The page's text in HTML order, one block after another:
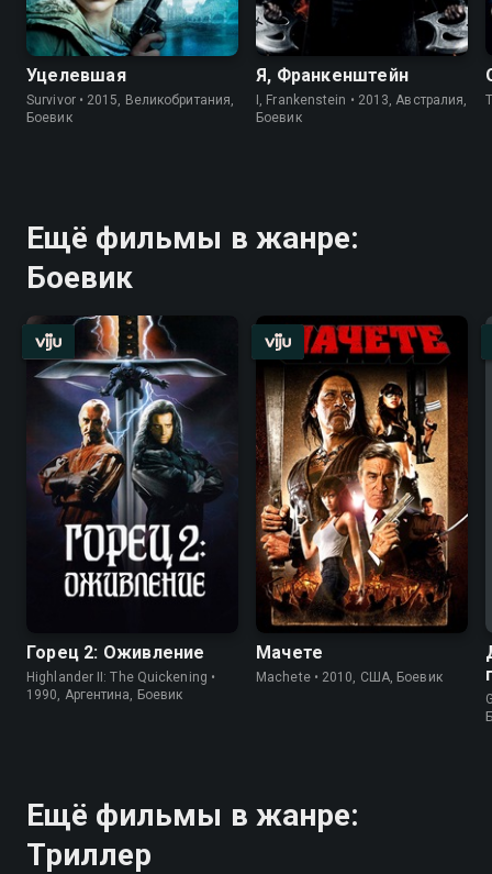
Уцелевшая
Survivor • 2015, Великобритания,
Боевик
Я, Франкенштейн
I, Frankenstein • 2013, Австралия,
Боевик
Ещё фильмы в жанре:
Боевик
Горец 2: Оживление
Highlander II: The Quickening •
1990, Аргентина, Боевик
Мачете
Machete • 2010, США, Боевик
Ещё фильмы в жанре:
Триллер